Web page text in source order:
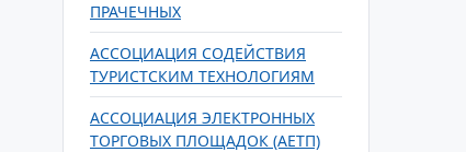
ПРАЧЕЧНЫХ
АССОЦИАЦИЯ СОДЕЙСТВИЯ
ТУРИСТСКИМ ТЕХНОЛОГИЯМ
АССОЦИАЦИЯ ЭЛЕКТРОННЫХ
ТОРГОВЫХ ПЛОЩАДОК (АЕТП)